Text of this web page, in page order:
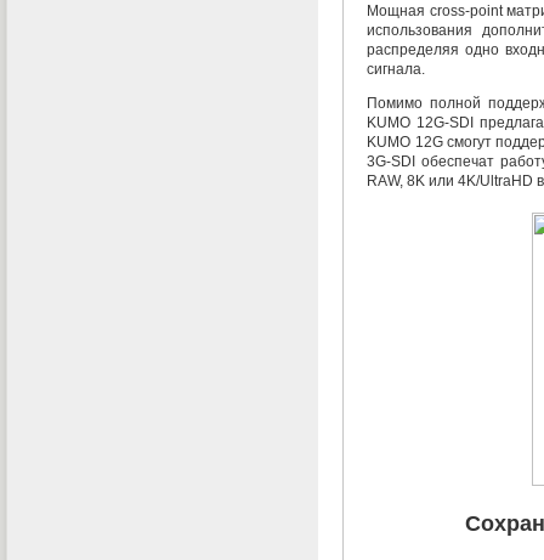
Мощная cross-point
использования
распределяя одно
сигнала.
Помимо полной
KUMO 12G-SDI
KUMO 12G смогут
3G-SDI обеспечат
RAW, 8K или 4K/UltraHD